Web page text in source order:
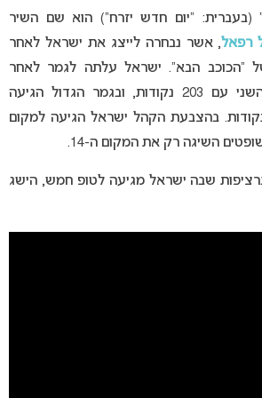
(בעברית: “יום חדש יזרח”) הוא שם השיר
רפאל, אשר נבחרה לייצג את ישראל לאחר
בעונה ה-11 של “הכוכב הבא”. ישראל עלתה לגמר לאחר
שניצחה בחצי הגמר השני עם 203 נקודות, ובגמר הגדול הגיעה
השני עם 357 נקודות. בהצבעת הקהל ישראל הגיעה למקום
השיגה רק את המקום ה-14.
שבה ישראל מגיעה לטופ חמש, הישג